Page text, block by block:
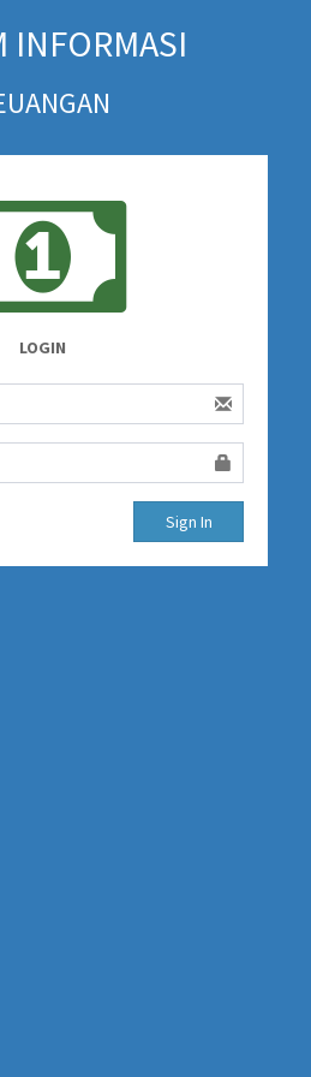
INFORMASI
LOGIN
Sign In